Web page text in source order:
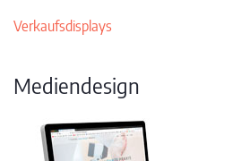
Verkaufsdisplays
Mediendesign